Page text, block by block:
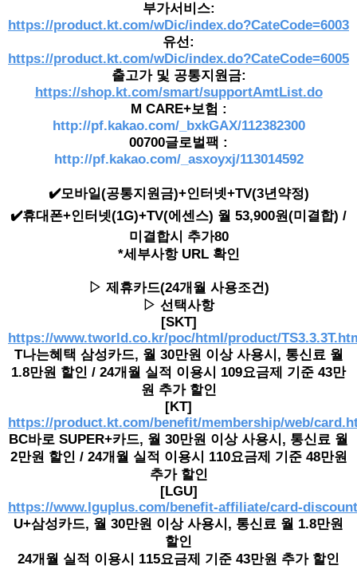
부가서비스:
https://product.kt.com/wDic/index.do?CateCode=6003
유선:
https://product.kt.com/wDic/index.do?CateCode=6005
출고가 및 공통지원금:
https://shop.kt.com/smart/supportAmtList.do
M CARE+보험 :
http://pf.kakao.com/_bxkGAX/112382300
00700글로벌팩 :
http://pf.kakao.com/_asxoyxj/113014592
✔️모바일(공통지원금)+인터넷+TV(3년약정)
✔️휴대폰+인터넷(1G)+TV(에센스) 월 53,900원(미결합) /
미결합시 추가80
*세부사항 URL 확인
▷ 제휴카드(24개월 사용조건)
▷ 선택사항
[SKT]
https://www.tworld.co.kr/poc/html/product/
T나는혜택 삼성카드, 월 30만원 이상 사용시, 통신료 월
1.8만원 할인 / 24개월 실적 이용시 109요금제 기준 43만
원 추가 할인
[KT]
https://product.kt.com/benefit/membership/web/
BC바로 SUPER+카드, 월 30만원 이상 사용시, 통신료 월
2만원 할인 / 24개월 실적 이용시 110요금제 기준 48만원
추가 할인
[LGU]
https://www.lguplus.com/benefit-affiliate/card-discount
U+삼성카드, 월 30만원 이상 사용시, 통신료 월 1.8만원
할인
24개월 실적 이용시 115요금제 기준 43만원 추가 할인